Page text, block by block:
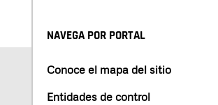
NAVEGA POR PORTAL
Conoce el mapa del sitio
Entidades de control